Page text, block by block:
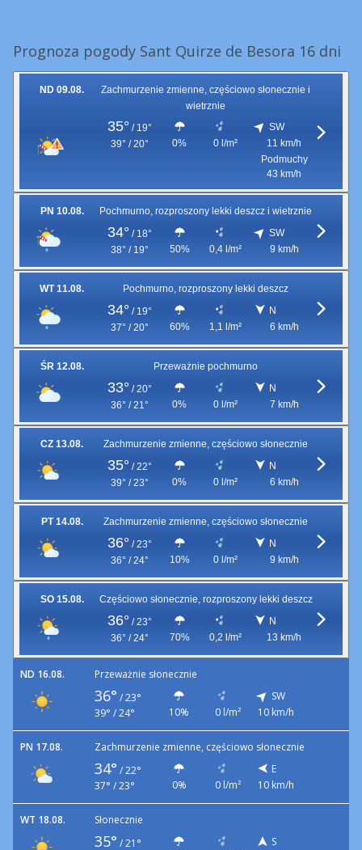
Prognoza pogody Sant Quirze de Besora 16 dni
ND 09.08.
Zachmurzenie zmienne, częściowo słonecznie i
wietrznie
35° / 19°
39° / 20°
0% 0 l/m²
SW
11 km/h
Podmuchy
43 km/h
PN 10.08. Pochmurno, rozproszony lekki deszcz i wietrznie
34° / 18°
38° / 19°
50% 0,4 l/m²
SW
9 km/h
WT 11.08. Pochmurno, rozproszony lekki deszcz
34° / 19°
37° / 20°
60% 1,1 l/m²
N
6 km/h
ŚR 12.08. Przeważnie pochmurno
33° / 20°
36° / 21°
0% 0 l/m²
N
7 km/h
CZ 13.08. Zachmurzenie zmienne, częściowo słonecznie
35° / 22°
39° / 23°
0% 0 l/m²
N
6 km/h
PT 14.08. Zachmurzenie zmienne, częściowo słonecznie
36° / 23°
36° / 24°
10% 0 l/m²
N
9 km/h
SO 15.08. Częściowo słonecznie, rozproszony lekki deszcz
36° / 23°
36° / 24°
70% 0,2 l/m²
N
13 km/h
ND 16.08. Przeważnie słonecznie
36° / 23°
39° / 24°
10% 0 l/m²
SW
10 km/h
PN 17.08. Zachmurzenie zmienne, częściowo słonecznie
34° / 22°
37° / 23°
0% 0 l/m²
E
10 km/h
WT 18.08. Słonecznie
35° / 21°
S